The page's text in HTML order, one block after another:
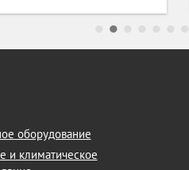
оборудование
и климатическое